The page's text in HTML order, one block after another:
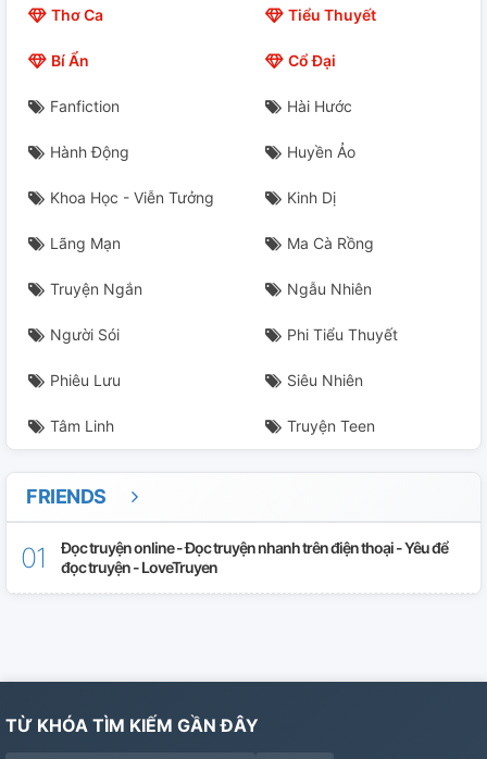
Thơ Ca Tiểu Thuyết
Bí Ẩn Cổ Đại
Fanfiction Hài Hước
Hành Động Huyền Ảo
Khoa Học - Viễn Tưởng Kinh Dị
Lãng Mạn Ma Cà Rồng
Truyện Ngắn Ngẫu Nhiên
Người Sói Phi Tiểu Thuyết
Phiêu Lưu Siêu Nhiên
Tâm Linh Truyện Teen
FRIENDS
Đọc truyện online - Đọc truyện nhanh trên điện thoại - Yêu để
đọc truyện - LoveTruyen
TỪ KHÓA TÌM KIẾM GẦN ĐÂY